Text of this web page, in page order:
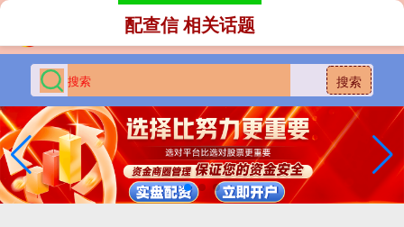
搜索
配查信 相关话题